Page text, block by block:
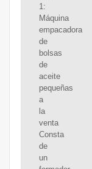
1:
Máquina
empacadora
de
bolsas
de
aceite
pequeñas
a
la
venta
Consta
de
un